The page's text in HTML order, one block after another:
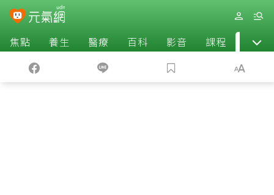
焦點 養生 醫療 百科 影音 課程 退休